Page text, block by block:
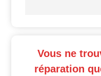
Vous ne
réparation